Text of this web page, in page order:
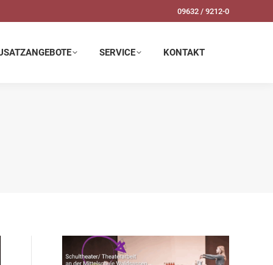
09632 / 9212-0
SERVICE KONTAKT